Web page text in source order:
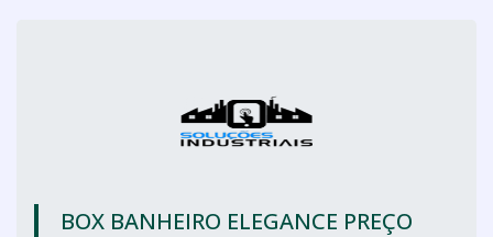
BOX BANHEIRO ELEGANCE PREÇO